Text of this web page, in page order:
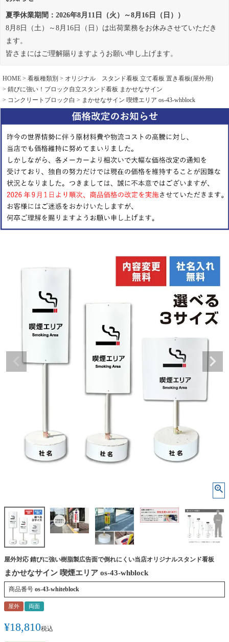
夏季休業期間：2026年8月11日（火）～8月16日（日））
8月8日（土）～8月16日（日）は出荷業務をお休みさせていただき
ます。
皆さまにはご理解賜りますようお願い申し上げます。
HOME 看板種類別
オリジナル スタンド看板 立て看板 置き看板(屋外用)
錆びに強い！ブロック自立スタンド看板 まかせなサイン
コンクリートブロック白
まかせなサイン 喫煙エリア os-43-whblock
屋外対応 錆びに強い樹脂製広告面で倒れにくい当店オリジナルスタンド看板
まかせなサイン 喫煙エリア os-43-whblock
商品番号 os-43-whiteblock
屋外 両面
¥18,810税込